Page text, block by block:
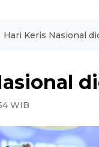
Hari Keris Nasional
WIB